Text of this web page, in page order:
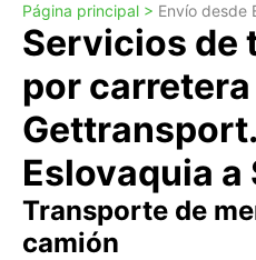
Página principal > Envío desde
Servicios de
por carretera
Eslovaquia a
Transporte de
camión